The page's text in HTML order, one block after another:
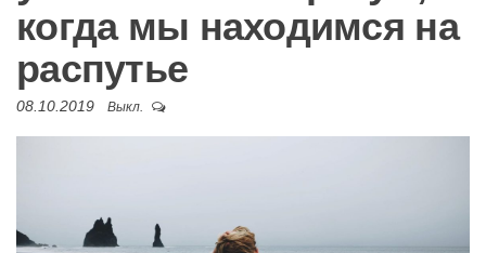
когда мы находимся на
распутье
08.10.2019 Выкл.